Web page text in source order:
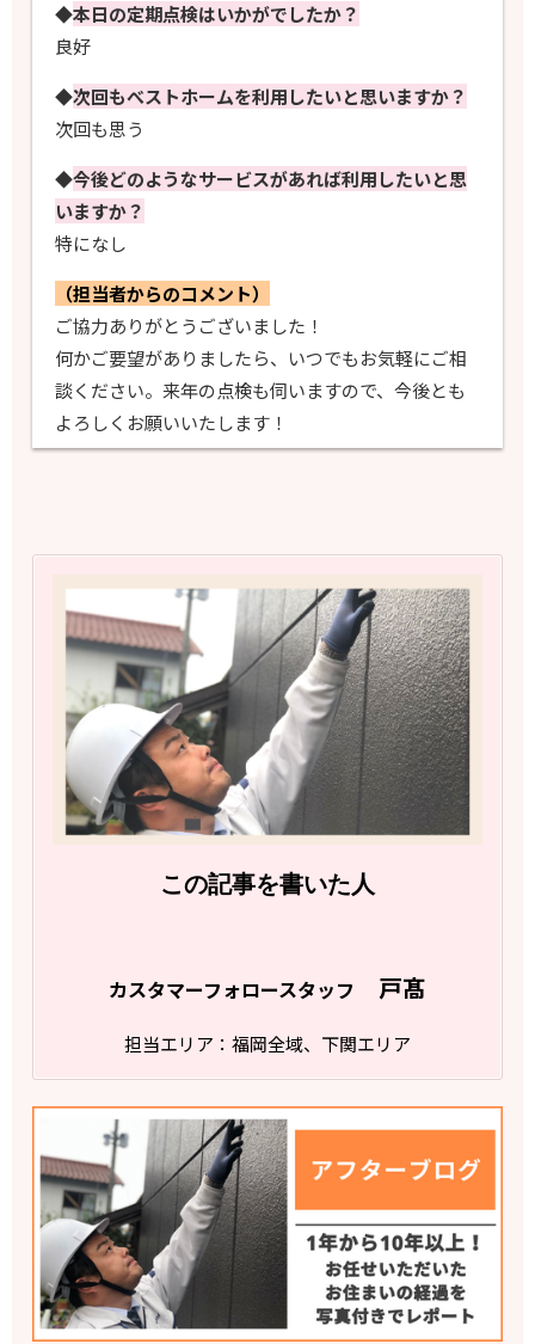
◆本日の定期点検はいかがでしたか？
良好
◆次回もべストホームを利用したいと思いますか？
次回も思う
◆今後どのようなサービスがあれば利用したいと思
いますか？
特になし
（担当者からのコメント）
ご協力ありがとうございました！
何かご要望がありましたら、いつでもお気軽にご相
談ください。来年の点検も伺いますので、今後とも
よろしくお願いいたします！
この記事を書いた人
カスタマーフォロースタッフ 戸髙
担当エリア：福岡全域、下関エリア